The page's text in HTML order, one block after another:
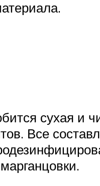
сухая и
Все